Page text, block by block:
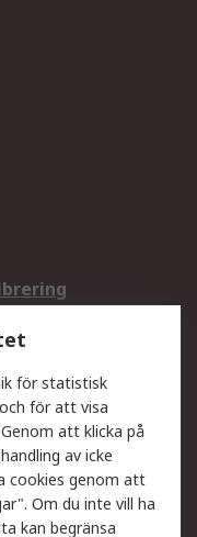
Support
av varor
din order
för statistisk
för att visa
att klicka på
av icke
cookies genom att
Om du inte vill ha
kan begränsa